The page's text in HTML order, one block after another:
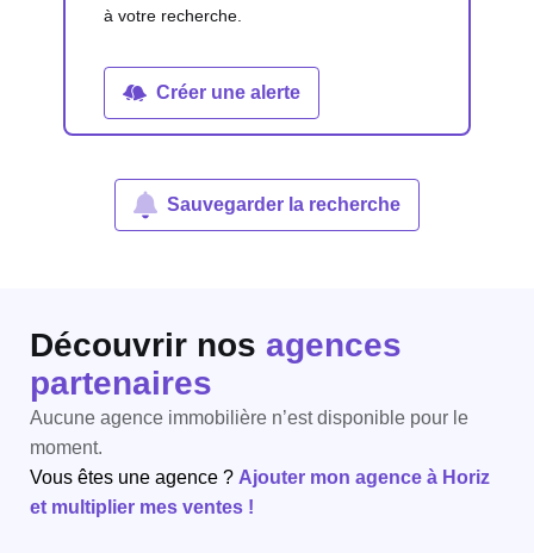
à votre recherche.
Créer une alerte
Sauvegarder la recherche
Découvrir nos agences
partenaires
Aucune agence immobilière n’est disponible pour le
moment.
Vous êtes une agence ? Ajouter mon agence à Horiz
et multiplier mes ventes !